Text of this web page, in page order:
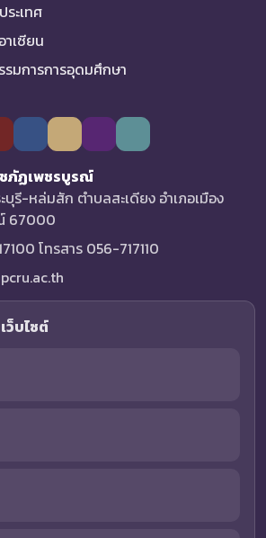
ะเทศ
เซียน
มการการอุดมศึกษา
ภัฏเพชรบูรณ์
บุรี-หล่มสัก ตำบลสะเดียง อำเภอเมือง
67000
โทรสาร 056-717110
ว็บไซต์